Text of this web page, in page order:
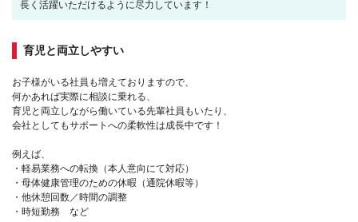
長く活躍いただけるように尽力しています！
育児と両立しやすい
お子様がいる社員も増えておりますので、
何かあれば実際に相談に乗れる、
育児と両立しながら働いている先輩社員もいたり、
会社としてもサポートへの柔軟性は成長中です！
例えば、
・軽易業務への転換（本人意向にて対応）
・母体健康管理のための休暇（通院休暇等）
・他休憩回数／時間の調整
・時短勤務 など